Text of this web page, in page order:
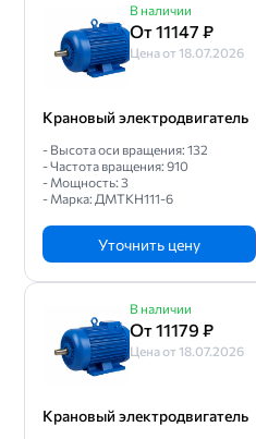
В наличии
От 11147 ₽
Цена от 18.07.2026
Крановый электродвигатель
- Высота оси вращения: 132
- Частота вращения: 910
- Мощность: 3
- Марка: ДМТКН111-6
Уточнить цену
В наличии
От 11179 ₽
Цена от 18.07.2026
Крановый электродвигатель